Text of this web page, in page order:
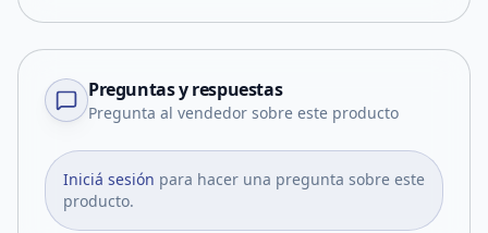
Preguntas y respuestas
Pregunta al vendedor sobre este producto
Iniciá sesión para hacer una pregunta sobre este
producto.